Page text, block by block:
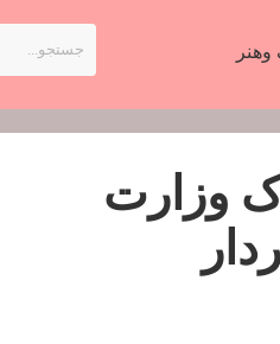
وزارت